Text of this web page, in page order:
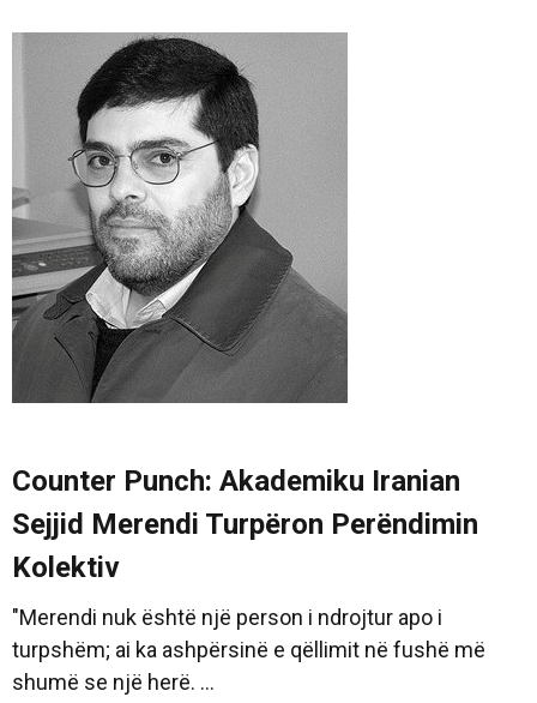
Counter Punch: Akademiku Iranian
Sejjid Merendi Turpëron Perëndimin
Kolektiv
"Merendi nuk është një person i ndrojtur apo i
turpshëm; ai ka ashpërsinë e qëllimit në fushë më
shumë se një herë. ...